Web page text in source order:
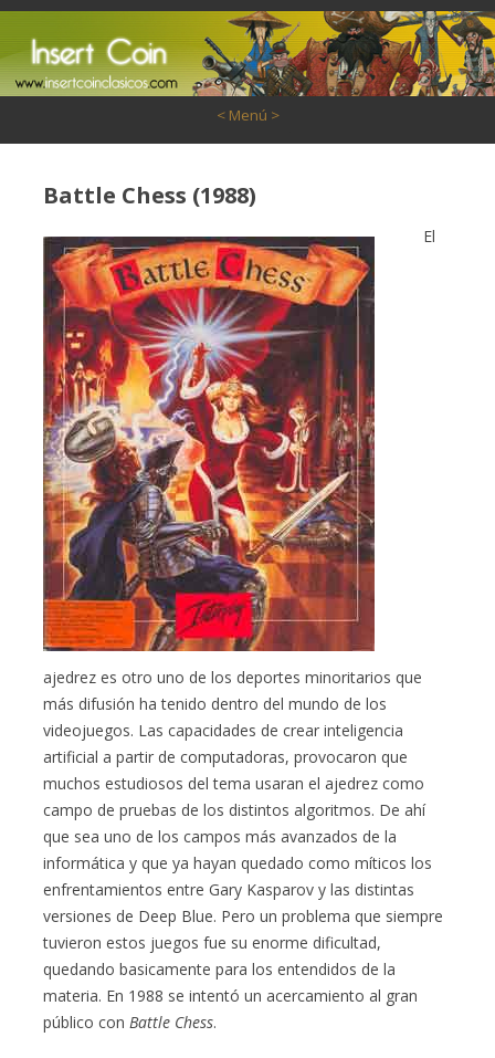
< Menú >
Battle Chess (1988)
El
ajedrez es otro uno de los deportes minoritarios que
más difusión ha tenido dentro del mundo de los
videojuegos. Las capacidades de crear inteligencia
artificial a partir de computadoras, provocaron que
muchos estudiosos del tema usaran el ajedrez como
campo de pruebas de los distintos algoritmos. De ahí
que sea uno de los campos más avanzados de la
informática y que ya hayan quedado como míticos los
enfrentamientos entre Gary Kasparov y las distintas
versiones de Deep Blue. Pero un problema que siempre
tuvieron estos juegos fue su enorme dificultad,
quedando basicamente para los entendidos de la
materia. En 1988 se intentó un acercamiento al gran
público con Battle Chess.